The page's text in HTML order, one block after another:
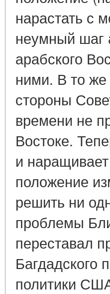
нарастать с
неумный шаг
арабского
ними. В то же
стороны
времени не
Востоке.
и
положение
решить ни
проблемы
переставал
Багдадского
политики